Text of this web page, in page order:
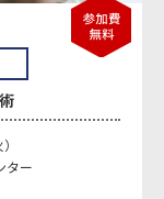
ター